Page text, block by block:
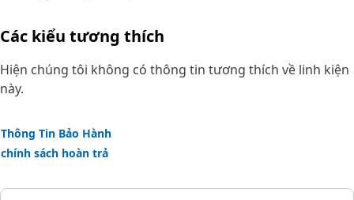
Các kiểu tương thích
Hiện chúng tôi không có thông tin tương thích về linh kiện
này.
Thông Tin Bảo Hành
chính sách hoàn trả